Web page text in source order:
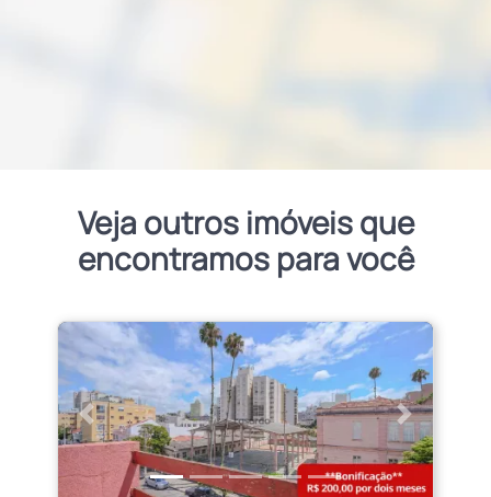
Veja outros imóveis que
encontramos para você
Anterior Próximo